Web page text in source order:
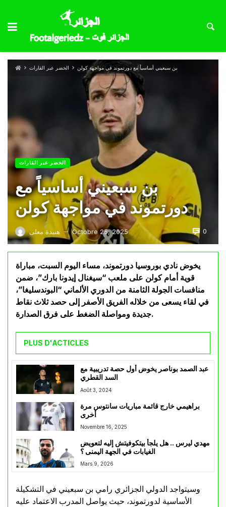
الخضر عبر القارات بن سبعيني أساسياً مع دورتموند في مواجهة كولن
الخضر عبر القارات
بن سبعيني أساسياً مع
دورتموند في مواجهة كولن
هنيدة معلى — Octobre 25, 2025 0
يخوض نادي بوروسيا دورتموند، مساء اليوم السبت، مباراة
قوية أمام كولن على ملعب “سيغنال إيدونا بارك”، ضمن
منافسات الجولة الثامنة من الدوري الألماني “البوندسليغا”،
في لقاء يسعى من خلاله الفريق الأصفر إلى حصد ثلاث نقاط
جديدة ومواصلة الضغط على فرق الصدارة.
PLUS D'ACTICLES
عبد الصمد بوناصر يخوض أول حصة تدريبية مع
السد القطري
Août 3, 2024
براهيمي خارج قائمة مباريات سانتوس مرة
أخرى
Novembre 16, 2025
مهدي ليرس .. هل يلجأ بيتكوفيتش إليه لتعويض
الغيابات في الجهة اليمنى ؟
Mars 9, 2026
وسيتواجد الدولي الجزائري رامي بن سبعيني في التشكيلة
الأساسية لدورتموند، حيث يواصل المدرب الاعتماد عليه